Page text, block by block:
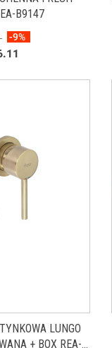
B9147
-9%
LUNGO
+ BOX REA-